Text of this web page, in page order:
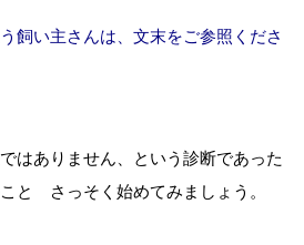
飼い主さんは、文末をご参照くださ
はありません、という診断であった
と さっそく始めてみましょう。